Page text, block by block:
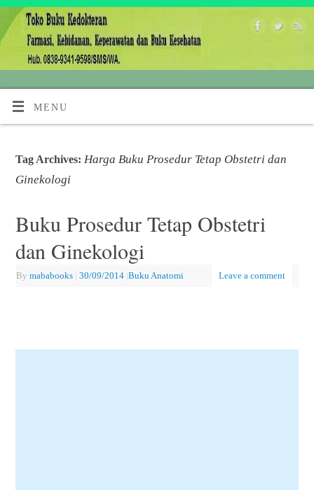
MENU
Tag Archives: Harga Buku Prosedur Tetap Obstetri dan
Ginekologi
Buku Prosedur Tetap Obstetri
dan Ginekologi
By mababooks | 30/09/2014 |Buku Anatomi Leave a comment